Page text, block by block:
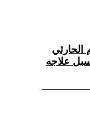
الحارثي
علاجه